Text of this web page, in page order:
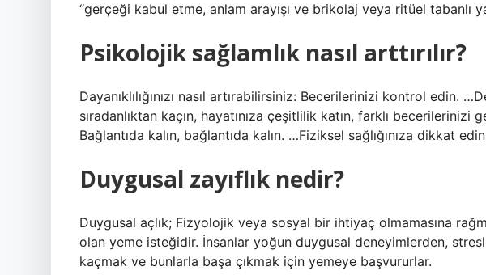
“gerçeği kabul etme, anlam arayışı ve brikolaj veya ritüel tabanlı
Psikolojik sağlamlık nasıl arttırılır?
Dayanıklılığınızı nasıl artırabilirsiniz: Becerilerinizi kontrol edin.
sıradanlıktan kaçın, hayatınıza çeşitlilik katın, farklı becerilerinizi
Bağlantıda kalın, bağlantıda kalın. …Fiziksel sağlığınıza dikkat
Duygusal zayıflık nedir?
Duygusal açlık; Fizyolojik veya sosyal bir ihtiyaç olmamasına
olan yeme isteğidir. İnsanlar yoğun duygusal deneyimlerden,
kaçmak ve bunlarla başa çıkmak için yemeye başvururlar.